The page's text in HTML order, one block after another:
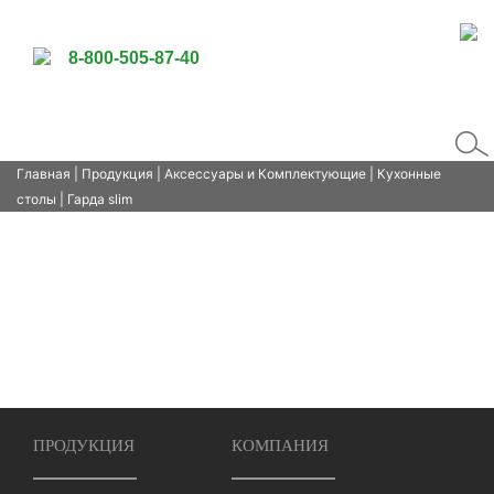
8-800-505-87-40
Главная Продукция Аксессуары и Комплектующие
Кухонные
столы | Гарда slim
ПРОДУКЦИЯ КОМПАНИЯ